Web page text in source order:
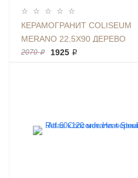
КЕРАМОГРАНИТ COLISEUM
MERANO 22,5Х90 ДЕРЕВО
БЕЖЕВЫЙ | ФОН МЕРАНО
2070 ₽ 1925 ₽